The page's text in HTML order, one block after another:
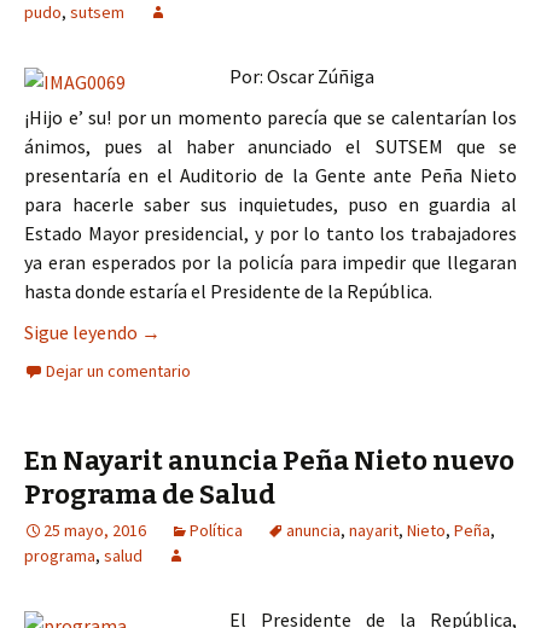
pudo, sutsem
Por: Oscar Zúñiga
¡Hijo e’ su! por un momento parecía que se calentarían los
ánimos, pues al haber anunciado el SUTSEM que se
presentaría en el Auditorio de la Gente ante Peña Nieto
para hacerle saber sus inquietudes, puso en guardia al
Estado Mayor presidencial, y por lo tanto los trabajadores
ya eran esperados por la policía para impedir que llegaran
hasta donde estaría el Presidente de la República.
Sigue leyendo El SUTSEM no pudo llegar hasta Peña Nieto
→
Dejar un comentario
En Nayarit anuncia Peña Nieto nuevo
Programa de Salud
25 mayo, 2016 Política anuncia, nayarit, Nieto, Peña,
programa, salud
El Presidente de la República,